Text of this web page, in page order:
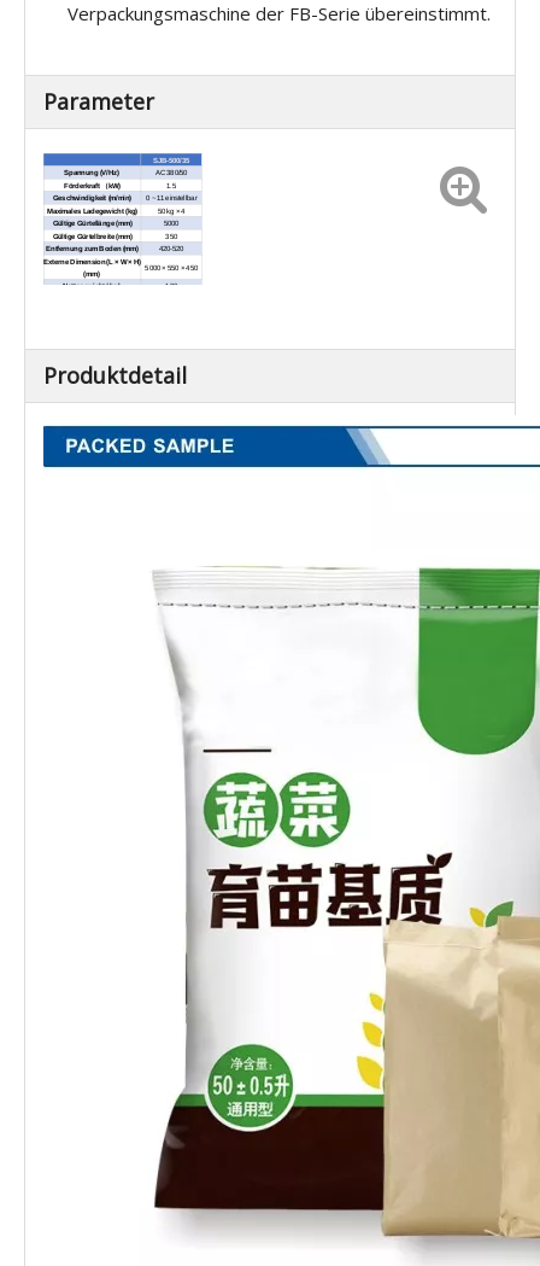
Verpackungsmaschine der FB-Serie übereinstimmt.
Parameter
SJB-500/35
Spannung (V/Hz) AC 380/50
Förderkraft （kW) 1.5
Geschwindigkeit (m/min)
0 ~ 11 einstellbar
Maximales Ladegewicht (kg)
50 kg × 4
Gültige Gürtellänge (mm)
5000
Gültige Gürtelbreite (mm)
350
Entfernung zum Boden (mm) 420-520
Externe Dimension (L × W × H)
(mm)
5000 × 550 × 450
Nettogewicht / kg) 100
Produktdetail